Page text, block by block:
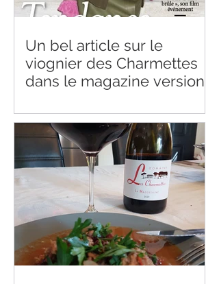
Un bel article sur le
viognier des Charmettes
dans le magazine version